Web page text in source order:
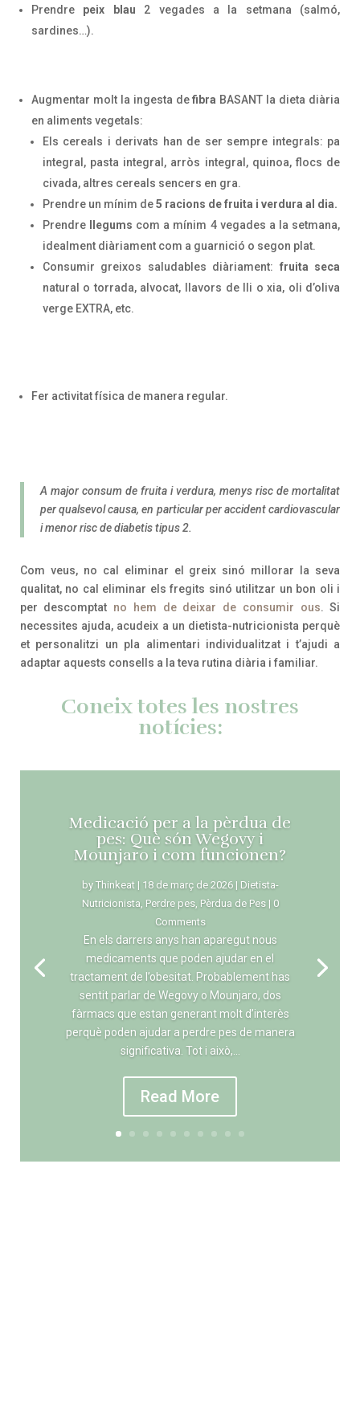
Prendrepeix blau 2 vegades a la setmana (salmó,
sardines…).
Augmentar molt la ingesta defibra BASANT la dieta diària
en aliments vegetals:
Els cereals i derivats han de ser sempre integrals: pa
integral, pasta integral, arròs integral, quinoa, flocs de
civada, altres cereals sencers en gra.
Prendre un mínim de5 racions de fruita i verdura al dia.
Prendre
llegums com a mínim 4 vegades a la setmana,
idealment diàriament com a guarnició o segon plat.
Consumir greixos saludables diàriament: fruita seca
natural o torrada, alvocat, llavors de lli o xia, oli d’oliva
verge EXTRA, etc.
Fer activitat física de manera regular.
A major consum de fruita i verdura, menys risc de mortalitat
per qualsevol causa, en particular per accident cardiovascular
i menor risc de diabetis tipus 2.
Com veus, no cal eliminar el greix sinó millorar la seva
qualitat, no cal eliminar els fregits sinó utilitzar un bon oli i
per descomptat no hem de deixar de consumir ous. Si
necessites ajuda, acudeix a un dietista-nutricionista perquè
et personalitzi un pla alimentari individualitzat i t’ajudi a
adaptar aquests consells a la teva rutina diària i familiar.
Coneix totes les nostres
notícies:
Medicació per a la pèrdua de
pes: Què són Wegovy i
Mounjaro i com funcionen?
by Thinkeat| 18 de març de 2026| Dietista-
Nutricionista, Perdre pes, Pèrdua de Pes| 0
Comments
En els darrers anys han aparegut nous
medicaments que poden ajudar en el
tractament de l’obesitat. Probablement has
sentit parlar de Wegovy o Mounjaro, dos
fàrmacs que estan generant molt d’interès
perquè poden ajudar a perdre pes de manera
significativa. Tot i això,...
Read More